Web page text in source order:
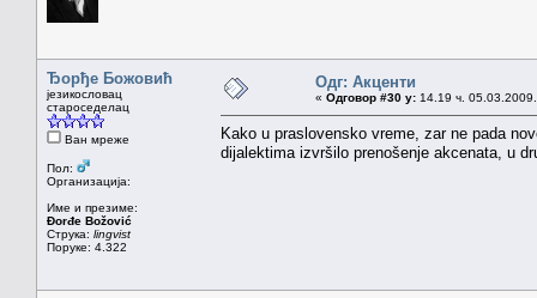
Ђорђе Божовић
језикословац
староседелац
Ван мреже
Пол:
Организација:
Име и презиме:
Đorđe Božović
Струка: lingvist
Поруке: 4.322
Одг: Акценти
« Одговор #30 у: 14.19 ч.
Kako u praslovensko vreme, zar ne pada
dijalektima izvršilo prenošenje akcenata, u